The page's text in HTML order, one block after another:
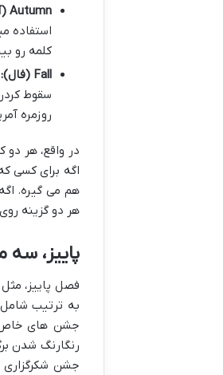
Autumn (آتِم):
استفاده
کلمه رو
Fall (فال):
سقوط
روزمره
در واقع، هر
هر دو گزینه
پاییز، سه
فصل پاییز،
به ترتیب شامل
جشن های خاص
رنگارنگ شدن
جشن شکرگزاری